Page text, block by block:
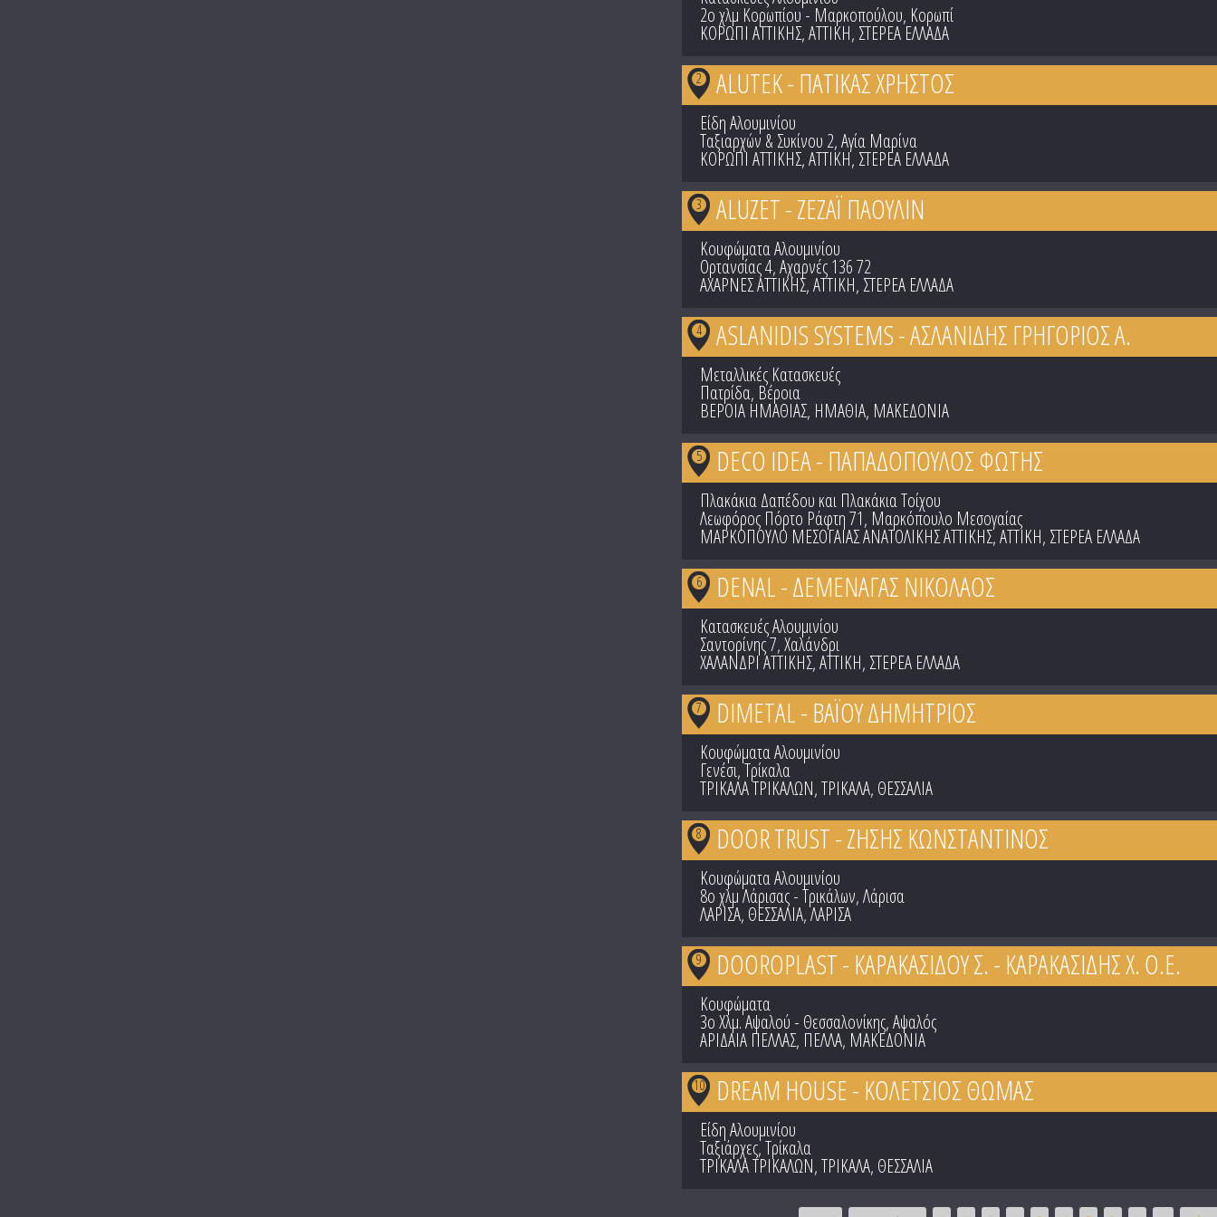
2ο χλμ Κορωπίου - Μαρκοπούλου, Κορωπί
ΚΟΡΩΠΙ ΑΤΤΙΚΗΣ,ΑΤΤΙΚΗ, ΣΤΕΡΕΑ ΕΛΛΑΔΑ
ALUTEK - ΠΑΤΙΚΑΣ ΧΡΗΣΤΟΣ
2
Είδη Αλουμινίου
Ταξιαρχών & Συκίνου 2, Αγία Μαρίνα
ΚΟΡΩΠΙ ΑΤΤΙΚΗΣ,ΑΤΤΙΚΗ, ΣΤΕΡΕΑ ΕΛΛΑΔΑ
ALUZET - ΖΕΖΑΪ ΠΑΟΥΛΙΝ
3
Κουφώματα Αλουμινίου
Ορτανσίας 4, Αχαρνές 136 72
ΑΧΑΡΝΕΣ ΑΤΤΙΚΗΣ,ΑΤΤΙΚΗ, ΣΤΕΡΕΑ ΕΛΛΑΔΑ
ASLANIDIS SYSTEMS - ΑΣΛΑΝΙΔΗΣ ΓΡΗΓΟΡΙΟΣ Α.
4
Μεταλλικές Κατασκευές
Πατρίδα, Βέροια
ΒΕΡΟΙΑ ΗΜΑΘΙΑΣ, ΗΜΑΘΙΑ, ΜΑΚΕΔΟΝΙΑ
DECO IDEA - ΠΑΠΑΔΟΠΟΥΛΟΣ ΦΩΤΗΣ
5
Πλακάκια Δαπέδου και Πλακάκια Τοίχου
Λεωφόρος Πόρτο Ράφτη 71, Μαρκόπουλο Μεσογαίας
ΜΑΡΚΟΠΟΥΛΟ ΜΕΣΟΓΑΙΑΣ ΑΝΑΤΟΛΙΚΗΣ ΑΤΤΙΚΗΣ,ΑΤΤΙΚΗ, ΣΤΕΡΕΑ ΕΛΛΑΔΑ
DENAL - ΔΕΜΕΝΑΓΑΣ ΝΙΚΟΛΑΟΣ
6
Κατασκευές Αλουμινίου
Σαντορίνης 7, Χαλάνδρι
ΧΑΛΑΝΔΡΙ ΑΤΤΙΚΗΣ,ΑΤΤΙΚΗ, ΣΤΕΡΕΑ ΕΛΛΑΔΑ
DIMETAL - ΒΑΪΟΥ ΔΗΜΗΤΡΙΟΣ
7
Κουφώματα Αλουμινίου
Γενέσι, Τρίκαλα
ΤΡΙΚΑΛΑ ΤΡΙΚΑΛΩΝ,ΤΡΙΚΑΛΑ, ΘΕΣΣΑΛΙΑ
DOOR TRUST - ΖΗΣΗΣ ΚΩΝΣΤΑΝΤΙΝΟΣ
8
Κουφώματα Αλουμινίου
8ο χλμ Λάρισας - Τρικάλων, Λάρισα
ΛΑΡΙΣΑ, ΘΕΣΣΑΛΙΑ,ΛΑΡΙΣΑ
DOOROPLAST - ΚΑΡΑΚΑΣΙΔΟΥ Σ. - ΚΑΡΑΚΑΣΙΔΗΣ Χ. Ο.Ε.
9
Κουφώματα
3ο Χλμ. Αψαλού - Θεσσαλονίκης, Αψαλός
ΑΡΙΔΑΙΑ ΠΕΛΛΑΣ, ΠΕΛΛΑ, ΜΑΚΕΔΟΝΙΑ
DREAM HOUSE - ΚΟΛΕΤΣΙΟΣ ΘΩΜΑΣ
10
Είδη Αλουμινίου
Ταξιάρχες, Τρίκαλα
ΤΡΙΚΑΛΑ ΤΡΙΚΑΛΩΝ,ΤΡΙΚΑΛΑ, ΘΕΣΣΑΛΙΑ